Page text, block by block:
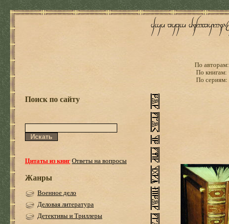
По авторам:
По книгам:
По сериям:
Поиск по сайту
Цитаты из книгОтветы на вопросы
Жанры
Военное дело
Деловая литература
Детективы и Триллеры